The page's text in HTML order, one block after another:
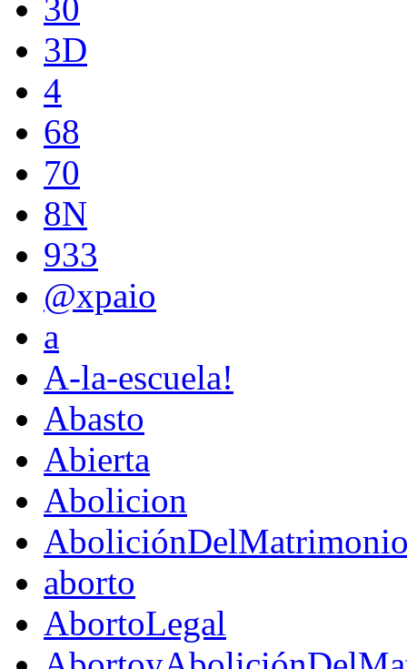
30
3D
4
68
70
8N
933
@xpaio
a
A-la-escuela!
Abasto
Abierta
Abolicion
aborto
AbortoLegal